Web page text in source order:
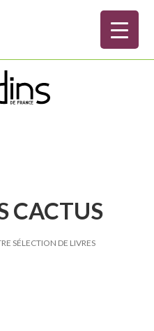
CACTUS
SÉLECTION DE LIVRES